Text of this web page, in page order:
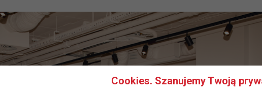
Cookies. Szanujemy Twoją